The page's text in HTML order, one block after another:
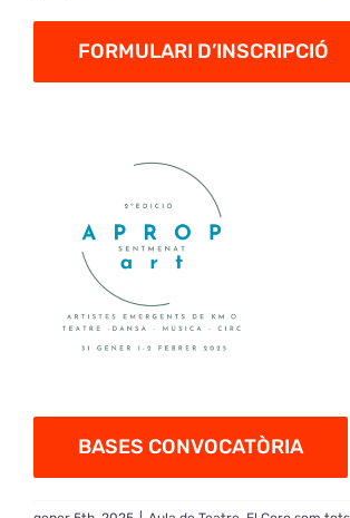
FORMULARI D’INSCRIPCIÓ
BASES CONVOCATÒRIA